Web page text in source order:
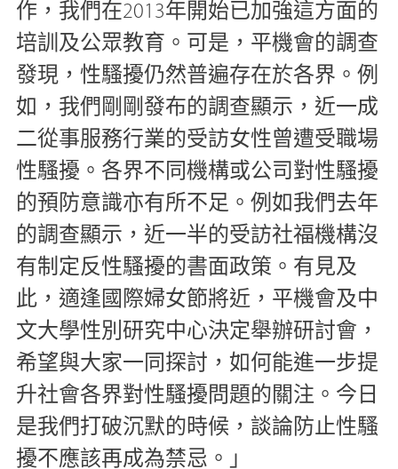
作，我們在2013年開始已加強這方面的
培訓及公眾教育。可是，平機會的調查
發現，性騷擾仍然普遍存在於各界。例
如，我們剛剛發布的調查顯示，近一成
二從事服務行業的受訪女性曾遭受職場
性騷擾。各界不同機構或公司對性騷擾
的預防意識亦有所不足。例如我們去年
的調查顯示，近一半的受訪社福機構沒
有制定反性騷擾的書面政策。有見及
此，適逢國際婦女節將近，平機會及中
文大學性別研究中心決定舉辦研討會，
希望與大家一同探討，如何能進一步提
升社會各界對性騷擾問題的關注。今日
是我們打破沉默的時候，談論防止性騷
擾不應該再成為禁忌。」